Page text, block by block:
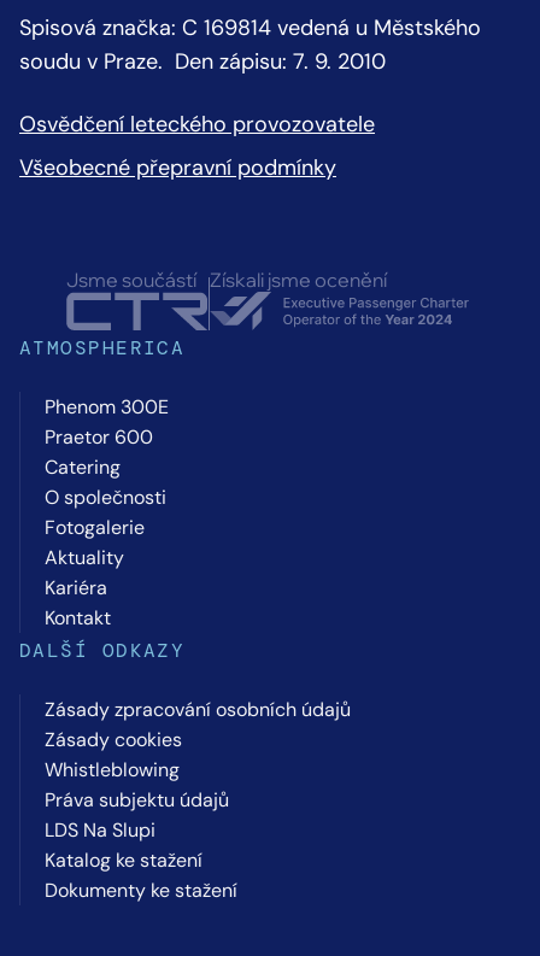
Spisová značka: C 169814 vedená u Městského
soudu v Praze. Den zápisu: 7. 9. 2010
Osvědčení leteckého provozovatele
Všeobecné přepravní podmínky
Jsme součástí Získali jsme ocenění
ATMOSPHERICA
Phenom 300E
Praetor 600
Catering
O společnosti
Fotogalerie
Aktuality
Kariéra
Kontakt
DALŠÍ ODKAZY
Zásady zpracování osobních údajů
Zásady cookies
Whistleblowing
Práva subjektu údajů
LDS Na Slupi
Katalog ke stažení
Dokumenty ke stažení